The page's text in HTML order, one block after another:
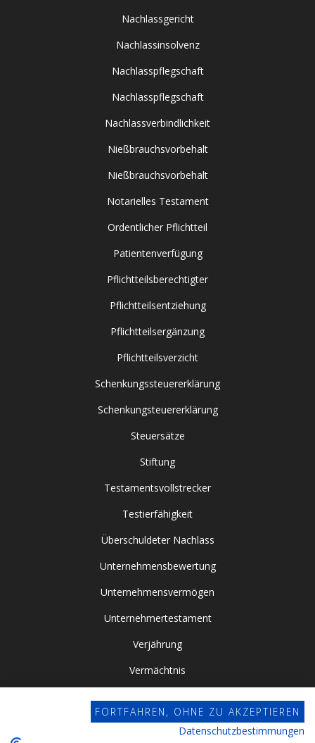
Nachlassgericht
Nachlassinsolvenz
Nachlasspflegschaft
Nachlasspflegschaft
Nachlassverbindlichkeit
Nießbrauchsvorbehalt
Nießbrauchsvorbehalt
Notarielles Testament
Ordentlicher Pflichtteil
Patientenverfügung
Pflichtteilsberechtigter
Pflichtteilsentziehung
Pflichtteilsergänzung
Pflichtteilsverzicht
Schenkungssteuererklärung
Schenkungsteuererklärung
Steuersätze
Stiftung
Testamentsvollstrecker
Testierfähigkeit
Überschuldeter Nachlass
Unternehmensbewertung
Unternehmensvermögen
Unternehmertestament
Verjährung
Vermächtnis
Vorsorgevollmacht
FORTFAHREN, OHNE ZU AKZEPTIEREN
Datenschutzbestimmungen